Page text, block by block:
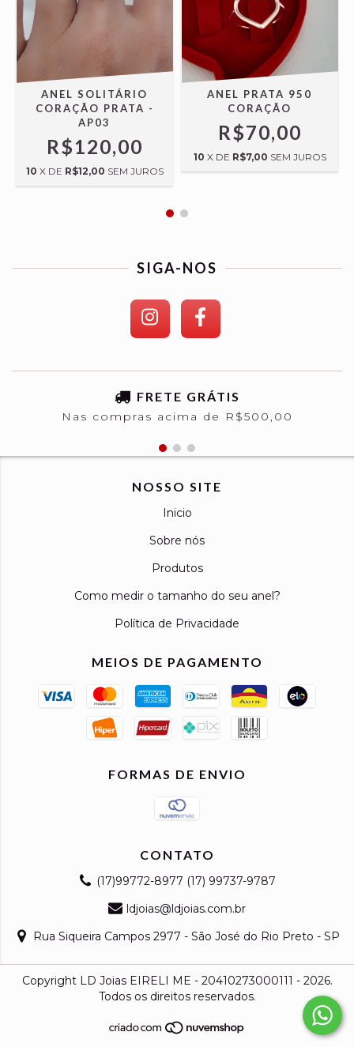
ANEL SOLITÁRIO
CORAÇÃO PRATA -
AP03
R$120,00
10 X DE R$12,00 SEM JUROS
ANEL PRATA 950
CORAÇÃO
R$70,00
10 X DE R$7,00 SEM JUROS
SIGA-NOS
FRETE GRÁTIS
Nas compras acima de R$500,00
NOSSO SITE
Inicio
Sobre nós
Produtos
Como medir o tamanho do seu anel?
Política de Privacidade
MEIOS DE PAGAMENTO
FORMAS DE ENVIO
CONTATO
(17)99772-8977 (17) 99737-9787
ldjoias@ldjoias.com.br
Rua Siqueira Campos 2977 - São José do Rio Preto - SP
Copyright LD Joias EIRELI ME - 20410273000111 - 2026.
Todos os direitos reservados.